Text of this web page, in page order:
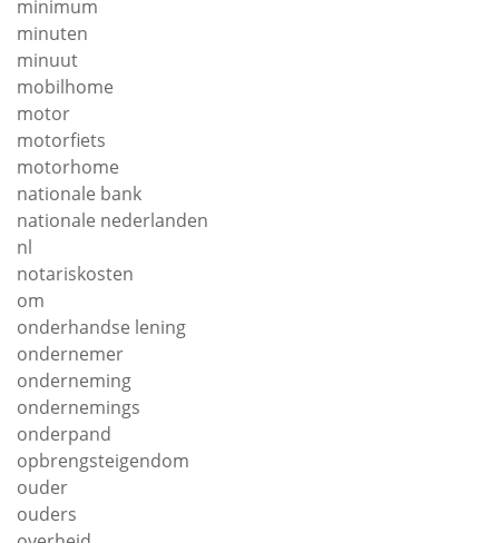
minimum
minuten
minuut
mobilhome
motor
motorfiets
motorhome
nationale bank
nationale nederlanden
nl
notariskosten
om
onderhandse lening
ondernemer
onderneming
ondernemings
onderpand
opbrengsteigendom
ouder
ouders